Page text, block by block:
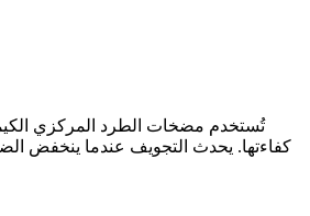
تُستخدم مضخات الطرد المركزي
كفاءتها. يحدث التجويف عندما ينخفض